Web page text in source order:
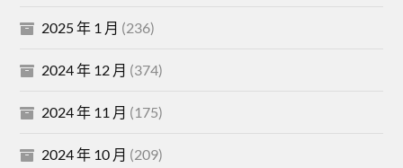
2025 年 1 月 (236)
2024 年 12 月 (374)
2024 年 11 月 (175)
2024 年 10 月 (209)